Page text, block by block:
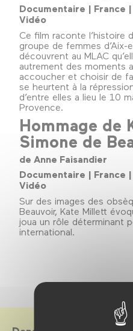
Documentaire | France
Vidéo
Ce film raconte l’histoire
groupe de femmes d’Aix-
découvrent au MLAC
autrement des moments
accoucher et choisir de
se heurtent à la
d’entre elles a lieu le 10
Provence.
Hommage de
Simone de
de Anne Faisandier
Documentaire | France
Vidéo
Sur des images des
Beauvoir, Kate Millett
joua un rôle déterminant
international.